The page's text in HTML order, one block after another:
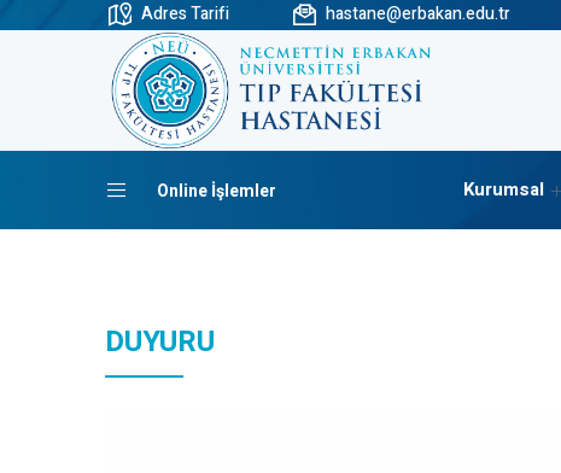
Adres Tarifi hastane@erbakan.edu.tr
Online İşlemler Kurumsal
DUYURU